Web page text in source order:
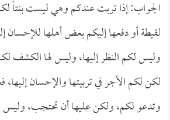
الجواب: إذا تربت عندكم وهي ليست بنتاً
لقيطة أو دفعها إليكم بعض أهلها للإحسان
وليس لكم النظر إليها، وليس لها الكشف
لكن لكم الأجر في تربيتها والإحسان
وتدعو لكم، ولكن عليها أن تحتجب، وليس